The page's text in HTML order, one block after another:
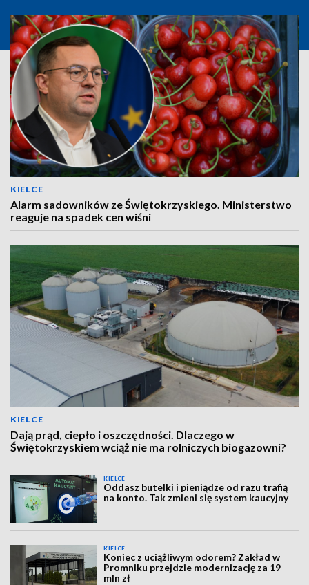
KIELCE
Alarm sadowników ze Świętokrzyskiego. Ministerstwo
reaguje na spadek cen wiśni
KIELCE
Dają prąd, ciepło i oszczędności. Dlaczego w
Świętokrzyskiem wciąż nie ma rolniczych biogazowni?
KIELCE
Oddasz butelki i pieniądze od razu trafią
na konto. Tak zmieni się system kaucyjny
KIELCE
Koniec z uciążliwym odorem? Zakład w
Promniku przejdzie modernizację za 19
mln zł